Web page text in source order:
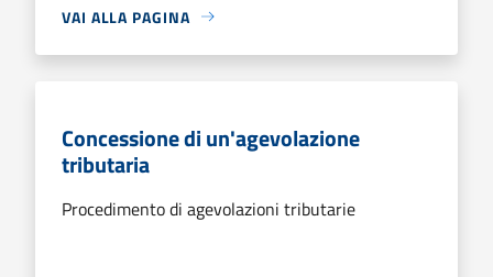
VAI ALLA PAGINA
Concessione di un'agevolazione
tributaria
Procedimento di agevolazioni tributarie